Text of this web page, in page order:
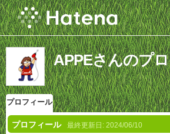
APPEさんのプ
プロフィール
プロフィール 最終更新日: 2024/06/10